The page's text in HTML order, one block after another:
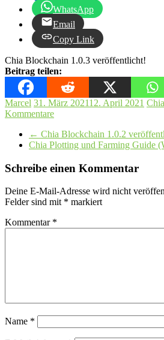
WhatsApp
Email
Copy Link
Chia Blockchain 1.0.3 veröffentlicht!
Beitrag teilen:
Marcel 31. März 202112. April 2021
Kommentare
← Chia Blockchain 1.0.2
Chia Plotting und Farming Guide
Schreibe einen Kommentar
Deine E-Mail-Adresse wird nicht
Felder sind mit * markiert
Kommentar *
Name *